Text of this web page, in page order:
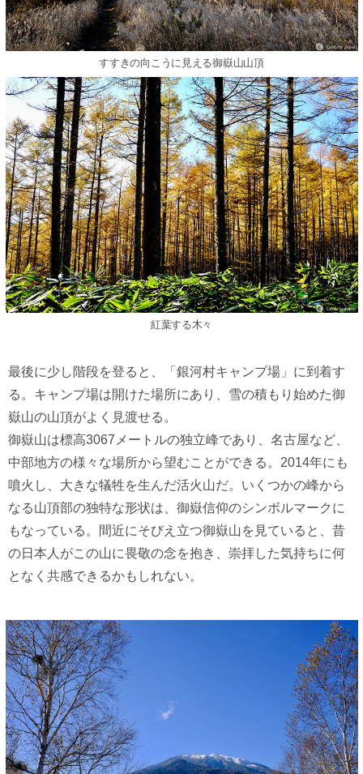
すすきの向こうに見える御嶽山山頂
紅葉する木々
最後に少し階段を登ると、「銀河村キャンプ場」に到着す
る。キャンプ場は開けた場所にあり、雪の積もり始めた御
嶽山の山頂がよく見渡せる。
御嶽山は標高3067メートルの独立峰であり、名古屋など、
中部地方の様々な場所から望むことができる。2014年にも
噴火し、大きな犠牲を生んだ活火山だ。いくつかの峰から
なる山頂部の独特な形状は、御嶽信仰のシンボルマークに
もなっている。間近にそびえ立つ御嶽山を見ていると、昔
の日本人がこの山に畏敬の念を抱き、崇拝した気持ちに何
となく共感できるかもしれない。